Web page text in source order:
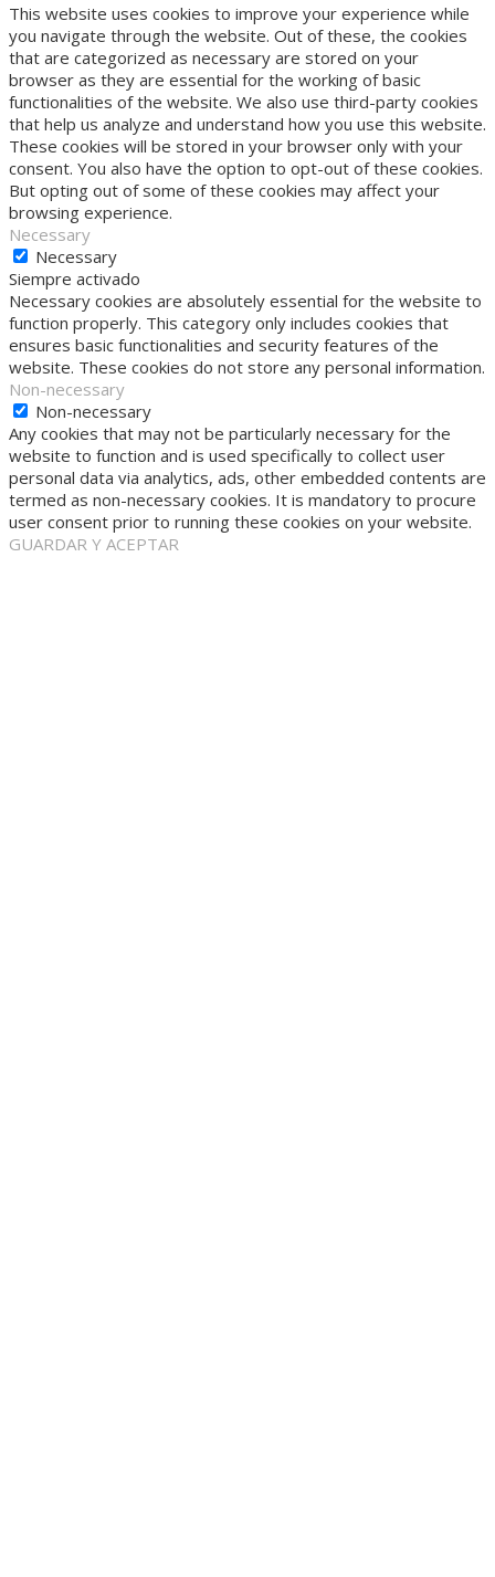
This website uses cookies to improve your experience while
you navigate through the website. Out of these, the cookies
that are categorized as necessary are stored on your
browser as they are essential for the working of basic
functionalities of the website. We also use third-party cookies
that help us analyze and understand how you use this website.
These cookies will be stored in your browser only with your
consent. You also have the option to opt-out of these cookies.
But opting out of some of these cookies may affect your
browsing experience.
Necessary
Necessary
Siempre activado
Necessary cookies are absolutely essential for the website to
function properly. This category only includes cookies that
ensures basic functionalities and security features of the
website. These cookies do not store any personal information.
Non-necessary
Non-necessary
Any cookies that may not be particularly necessary for the
website to function and is used specifically to collect user
personal data via analytics, ads, other embedded contents are
termed as non-necessary cookies. It is mandatory to procure
user consent prior to running these cookies on your website.
GUARDAR Y ACEPTAR